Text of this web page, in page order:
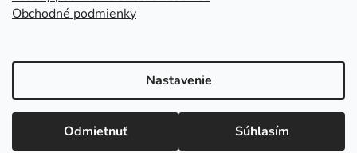
Obchodné podmienky
Nastavenie
Odmietnuť Súhlasím
Otváracie hodiny: Po - Pia od 7:00 do 15:30 tel. kontakt: +421 376
Kolex, s.r.o. - webstránka
Honda Linked In Youtube KOLEX
Vytvoril Shoptet
Copyright 2026KOLEX.sk - Predaj stavebných strojov